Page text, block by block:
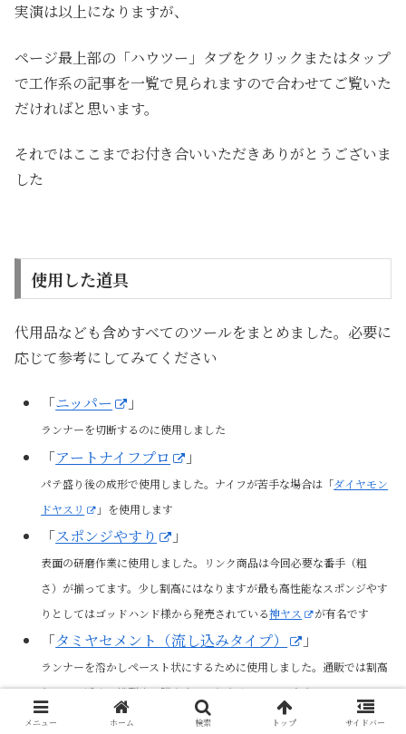
実演は以上になりますが、
ページ最上部の「ハウツー」タブをクリックまたはタップ
で工作系の記事を一覧で見られますので合わせてご覧いた
だければと思います。
それではここまでお付き合いいただきありがとうございま
した
使用した道具
代用品なども含めすべてのツールをまとめました。必要に
応じて参考にしてみてください
「ニッパー 」
ランナーを切断するのに使用しました
「アートナイフプロ 」
パテ盛り後の成形で使用しました。ナイフが苦手な場合は「ダイヤモン
ドヤスリ
」を使用します
「スポンジやすり 」
表面の研磨作業に使用しました。リンク商品は今回必要な番手（粗
さ）が揃ってます。少し割高にはなりますが最も高性能なスポンジやす
りとしてはゴッドハンド様から発売されている神ヤス が有名です
「タミヤセメント（流し込みタイプ） 」
ランナーを溶かしペースト状にするために使用しました。通販では割高
なのでお近くの模型店で購入することをオススメします
「Mr.スペアボトル (L) 」
メニュー ホーム 検索 トップ サイドバー